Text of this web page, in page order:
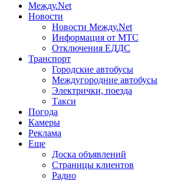
Между.Net
Новости
Новости Между.Net
Информация от МТС
Отключения ЕДДС
Транспорт
Городские автобусы
Междугородние автобусы
Электрички, поезда
Такси
Погода
Камеры
Реклама
Еще
Доска объявлений
Страницы клиентов
Радио